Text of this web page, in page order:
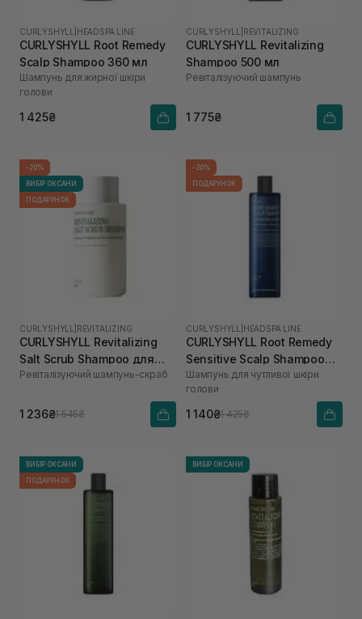
CURLYSHYLL HEADSPA LINE
CURLYSHYLL Root Remedy
Scalp Shampoo 360 мл
Шампунь для жирної шкіри
голови
1 425₴
CURLYSHYLL REVITALIZING
CURLYSHYLL Revitalizing
Shampoo 500 мл
Ревіталізуючий шампунь
1 775₴
-20%
ВИБІР ОКСАНИ
ПОДАРУНОК
CURLYSHYLL REVITALIZING
CURLYSHYLL Revitalizing
Salt Scrub Shampoo для
ослабленої шкіри голови
Ревіталізуючий шампунь-скраб
1 236₴1 545₴
-20%
ПОДАРУНОК
CURLYSHYLL HEADSPA LINE
CURLYSHYLL Root Remedy
Sensitive Scalp Shampoo
360 мл
Шампунь для чутливої шкіри
голови
1 140₴1 425₴
ВИБІР ОКСАНИ
ПОДАРУНОК
ВИБІР ОКСАНИ